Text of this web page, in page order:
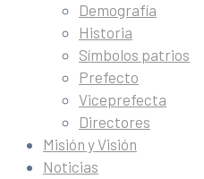
Demografía
Historia
Símbolos patrios
Prefecto
Viceprefecta
Directores
Misión y Visión
Noticias